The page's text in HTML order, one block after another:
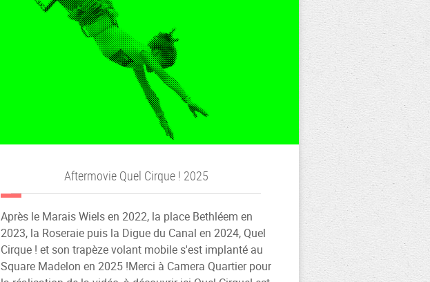
Aftermovie Quel Cirque ! 2025
Après le Marais Wiels en 2022, la place Bethléem en
2023, la Roseraie puis la Digue du Canal en 2024, Quel
Cirque ! et son trapèze volant mobile s'est implanté au
Square Madelon en 2025 !Merci à Camera Quartier pour